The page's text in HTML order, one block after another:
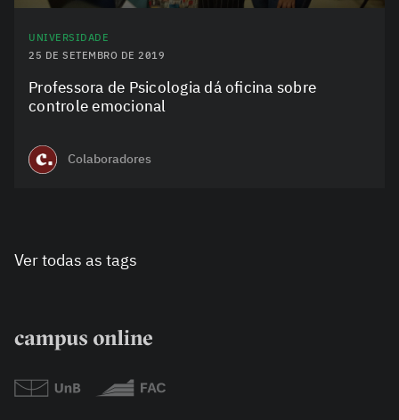
UNIVERSIDADE
25 DE SETEMBRO DE 2019
Professora de Psicologia dá oficina sobre
controle emocional
Colaboradores
Ver todas as tags